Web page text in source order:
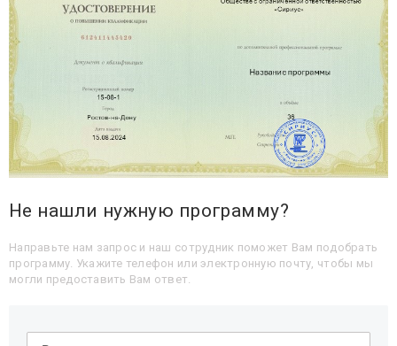
Не нашли нужную программу?
Направьте нам запрос и наш сотрудник поможет Вам подобрать
программу. Укажите телефон или электронную почту, чтобы мы
могли предоставить Вам ответ.